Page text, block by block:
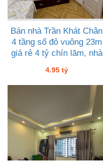
Bán nhà Trần Khát Chân
4 tầng sổ đỏ vuông 23m
giá rẻ 4 tỷ chín lăm, nhà
4.95 tỷ